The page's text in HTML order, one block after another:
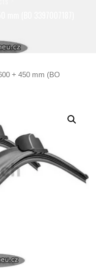
mm (BO 3397007187)
+ 450 mm (BO